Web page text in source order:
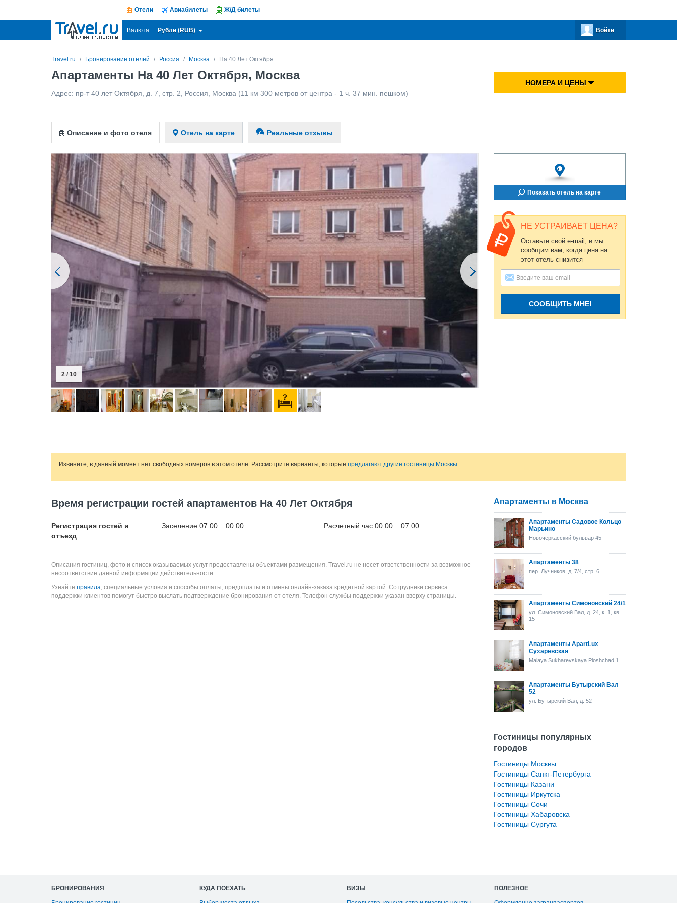
Отели Авиабилеты Ж/Д билеты
Валюта: Рубли (RUB) Войти
Travel.ru Бронирование отелей Россия Москва На 40 Лет Октября
Апартаменты На 40 Лет Октября, Москва
Адрес: пр-т 40 лет Октября, д. 7, стр. 2 Россия Москва (11 км 300 метров от центра - 1 ч. 37 мин. пешком)
НОМЕРА И ЦЕНЫ
Описание и фото отеля Отель на карте Реальные отзывы
2 / 10
Показать отель на карте
НЕ УСТРАИВАЕТ ЦЕНА?
Оставьте свой e-mail, и мы
сообщим вам, когда цена на
этот отель снизится
СООБЩИТЬ МНЕ!
Извините, в данный момент нет свободных номеров в этом отеле. Рассмотрите варианты, которые предлагают другие гостиницы Москвы.
Время регистрации гостей апартаментов На 40 Лет Октября
Регистрация гостей и
отъезд
Заселение 07:00 .. 00:00 Расчетный час 00:00 .. 07:00
Описания гостиниц, фото и список оказываемых услуг предоставлены объектами размещения. Travel.ru не несет ответственности за возможное
несоответствие данной информации действительности.
Узнайте правила, специальные условия и способы оплаты, предоплаты и отмены онлайн-заказа кредитной картой. Сотрудники сервиса
поддержки клиентов помогут быстро выслать подтверждение бронирования от отеля. Телефон службы поддержки указан вверху страницы.
Апартаменты в Москва
Апартаменты Садовое Кольцо
Марьино
Новочеркасский бульвар 45
Апартаменты 38
пер. Лучников, д. 7/4, стр. 6
Апартаменты Симоновский 24/1
ул. Симоновский Вал, д. 24, к. 1, кв.
15
Апартаменты ApartLux
Сухаревская
Malaya Sukharevskaya Ploshchad 1
Апартаменты Бутырский Вал
52
ул. Бутырский Вал, д. 52
Гостиницы популярных
городов
Гостиницы Москвы
Гостиницы Санкт-Петербурга
Гостиницы Казани
Гостиницы Иркутска
Гостиницы Сочи
Гостиницы Хабаровска
Гостиницы Сургута
БРОНИРОВАНИЯ КУДА ПОЕХАТЬ ВИЗЫ ПОЛЕЗНОЕ